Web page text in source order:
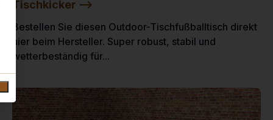
Tischkicker -->
Bestellen Sie diesen Outdoor-Tischfußballtisch direkt
hier beim Hersteller. Super robust, stabil und
wetterbeständig für...